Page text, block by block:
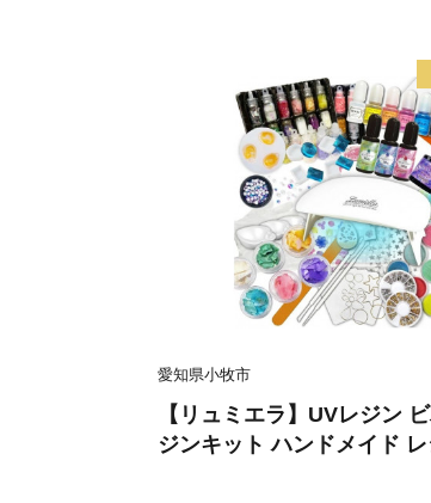
愛知県小牧市
【リュミエラ】UVレジン
ジンキット ハンドメイド
アクセサリーキット 手作